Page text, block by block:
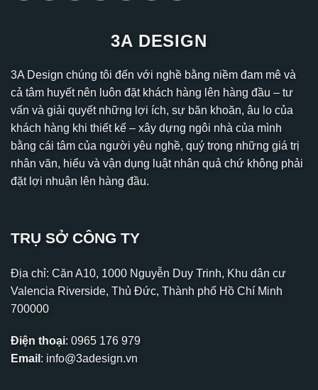
3A DESIGN
3A Design chúng tôi đến với nghề bằng niềm đam mê và
cả tâm huyết nên luôn đặt khách hàng lên hàng đầu – tư
vấn và giải quyết những lợi ích, sự băn khoăn, âu lo của
khách hàng khi thiết kế – xây dựng ngôi nhà của mình
bằng cái tâm của người yêu nghề, quý trọng những giá trị
nhân văn, hiểu và vận dụng luật nhân quả chứ không phải
đặt lợi nhuận lên hàng đầu.
TRỤ SỞ CÔNG TY
Địa chỉ: Căn A10, 1000 Nguyễn Duy Trinh, Khu dân cư
Valencia Riverside, Thủ Đức, Thành phố Hồ Chí Minh
700000
Điện thoại: 0965 176 979
Email : info@3adesign.vn